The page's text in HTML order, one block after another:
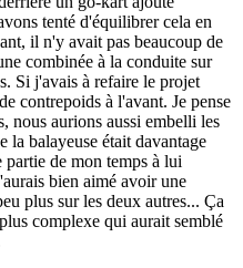
tenté d'équilibrer cela en
il n'y avait pas beaucoup de
combinée à la conduite sur
Si j'avais à refaire le projet
contrepoids à l'avant. Je pense
nous aurions aussi embelli les
la balayeuse était davantage
partie de mon temps à lui
bien aimé avoir une
plus sur les deux autres... Ça
complexe qui aurait semblé